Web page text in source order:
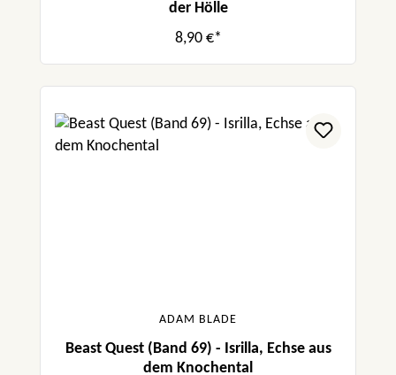
der Hölle
8,90 €*
ADAM BLADE
Beast Quest (Band 69) - Isrilla, Echse aus
dem Knochental